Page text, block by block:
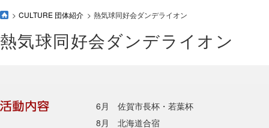
CULTURE 団体紹介 熱気球同好会ダンデライオン
熱気球同好会ダンデライオン
6月 佐賀市長杯・若葉杯
8月 北海道合宿